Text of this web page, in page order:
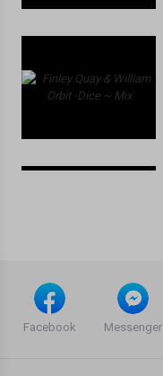
Facebook Messenger